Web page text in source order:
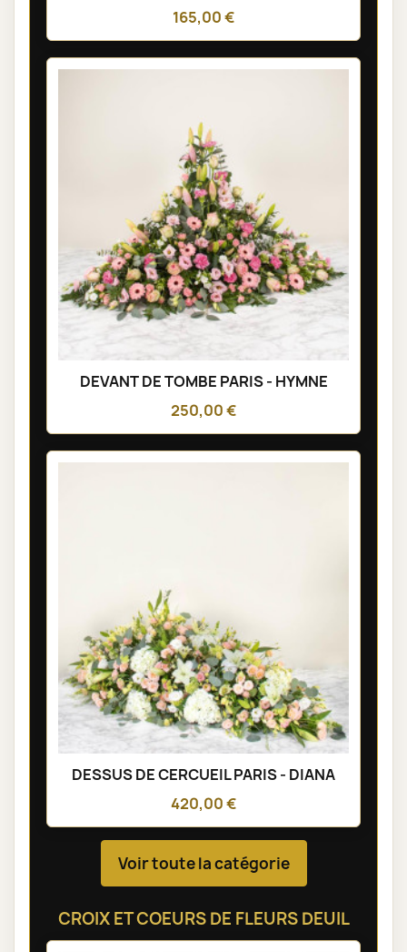
165,00 €
DEVANT DE TOMBE PARIS - HYMNE
250,00 €
DESSUS DE CERCUEIL PARIS - DIANA
420,00 €
Voir toute la catégorie
CROIX ET COEURS DE FLEURS DEUIL